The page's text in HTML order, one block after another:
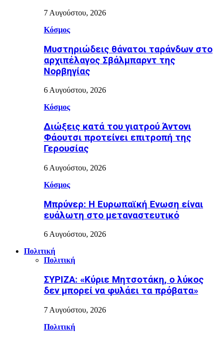
7 Αυγούστου, 2026
Κόσμος
Μυστηριώδεις θάνατοι ταράνδων στο
αρχιπέλαγος Σβάλμπαρντ της
Νορβηγίας
6 Αυγούστου, 2026
Κόσμος
Διώξεις κατά του γιατρού Άντονι
Φάουτσι προτείνει επιτροπή της
Γερουσίας
6 Αυγούστου, 2026
Κόσμος
Μπρύνερ: Η Ευρωπαϊκή Ενωση είναι
ευάλωτη στο μεταναστευτικό
6 Αυγούστου, 2026
Πολιτική
Πολιτική
ΣΥΡΙΖΑ: «Κύριε Μητσοτάκη, ο λύκος
δεν μπορεί να φυλάει τα πρόβατα»
7 Αυγούστου, 2026
Πολιτική